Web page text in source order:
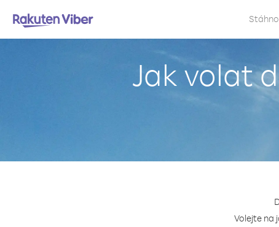
Jak volat
Volejte na